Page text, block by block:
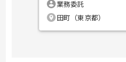
業務委託
田町（東京都）